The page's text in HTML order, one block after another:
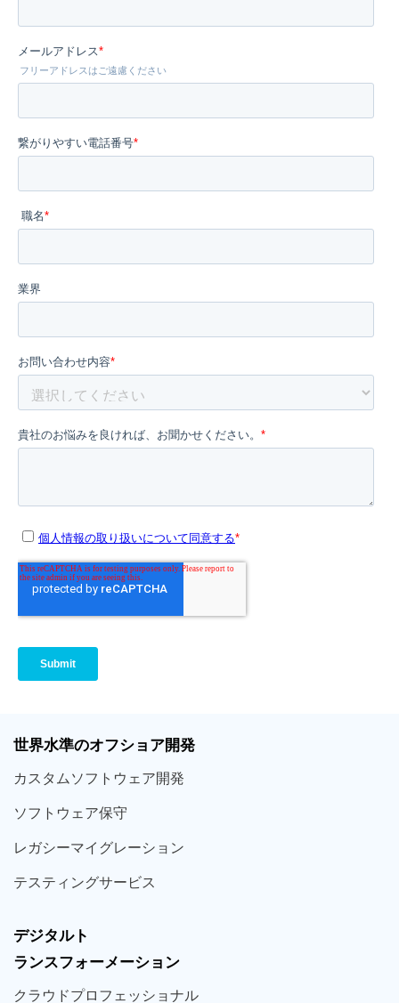
世界水準のオフショア開発
カスタム ソフトウェア開発
ソフト ウェア保守
レガシーマイグレーション
テスティングサービス
デジタルト
ランスフォーメーション
クラウドプロフェッショナル